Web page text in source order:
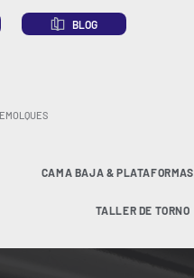
BLOG
CAMA BAJA & PLATAFORMAS
TALLER DE TORNO